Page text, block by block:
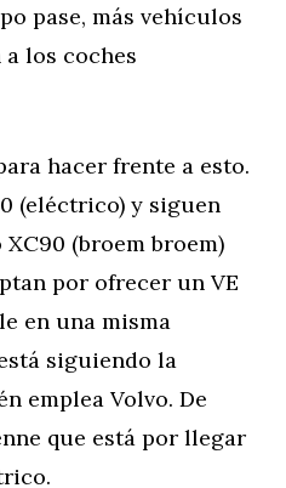
pase, más vehículos
los coches
hacer frente a esto.
(eléctrico) y siguen
(broem broem)
por ofrecer un VE
en una misma
siguiendo la
emplea Volvo. De
que está por llegar